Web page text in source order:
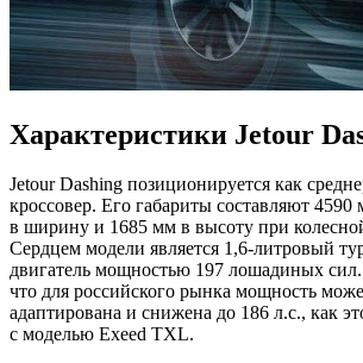
Характеристики Jetour
Jetour Dashing позиционируется как
кроссовер. Его габариты составляют
в ширину и 1685 мм в высоту при
Сердцем модели является 1,6-литровый
двигатель мощностью 197 лошадиных
что для российского рынка мощность
адаптирована и снижена до 186 л.с., как
с моделью Exeed TXL.